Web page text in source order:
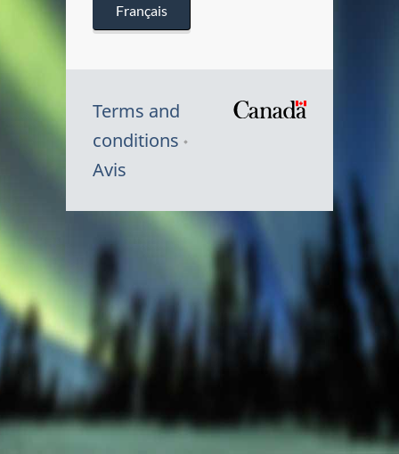
Français
Terms and
conditions
Avis
Canada